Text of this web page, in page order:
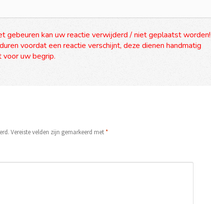
gebeuren kan uw reactie verwijderd / niet geplaatst worden!
voordat een reactie verschijnt, deze dienen handmatig
uw begrip.
Vereiste velden zijn gemarkeerd met*